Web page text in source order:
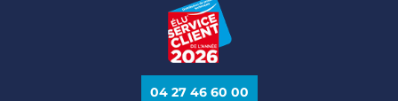
04 27 46 60 00